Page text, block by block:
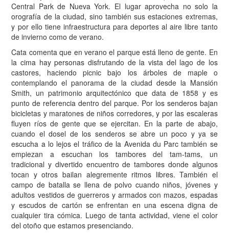
Central Park de Nueva York. El lugar aprovecha no solo la
orografía de la ciudad, sino también sus estaciones extremas,
y por ello tiene infraestructura para deportes al aire libre tanto
de invierno como de verano.
Cata comenta que en verano el parque está lleno de gente. En
la cima hay personas disfrutando de la vista del lago de los
castores, haciendo picnic bajo los árboles de maple o
contemplando el panorama de la ciudad desde la Mansión
Smith, un patrimonio arquitectónico que data de 1858 y es
punto de referencia dentro del parque. Por los senderos bajan
bicicletas y maratones de niños corredores, y por las escaleras
fluyen ríos de gente que se ejercitan. En la parte de abajo,
cuando el dosel de los senderos se abre un poco y ya se
escucha a lo lejos el tráfico de la Avenida du Parc también se
empiezan a escuchan los tambores del tam-tams, un
tradicional y divertido encuentro de tambores donde algunos
tocan y otros bailan alegremente ritmos libres. También el
campo de batalla se llena de polvo cuando niños, jóvenes y
adultos vestidos de guerreros y armados con mazos, espadas
y escudos de cartón se enfrentan en una escena digna de
cualquier tira cómica. Luego de tanta actividad, viene el color
del otoño que estamos presenciando.